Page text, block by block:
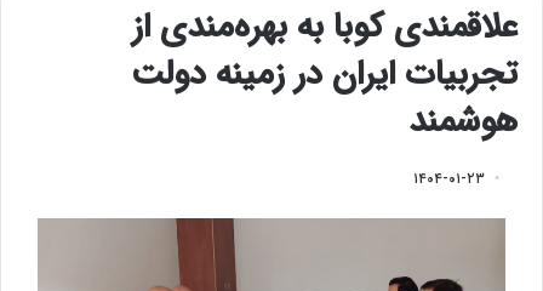
علاقمندی کوبا به بهره‌مندی از
تجربیات ایران در زمینه دولت
هوشمند
۱۴۰۴-۰۱-۲۳